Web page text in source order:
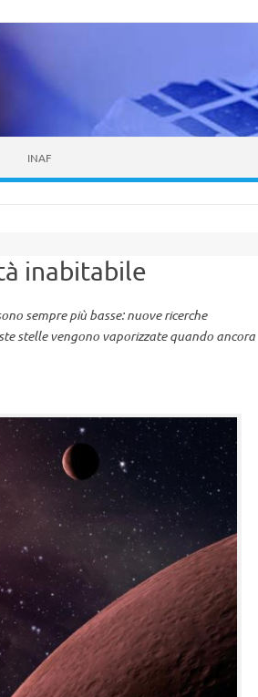
INAF
inabitabile
sempre più basse: nuove ricerche
stelle vengono vaporizzate quando ancora